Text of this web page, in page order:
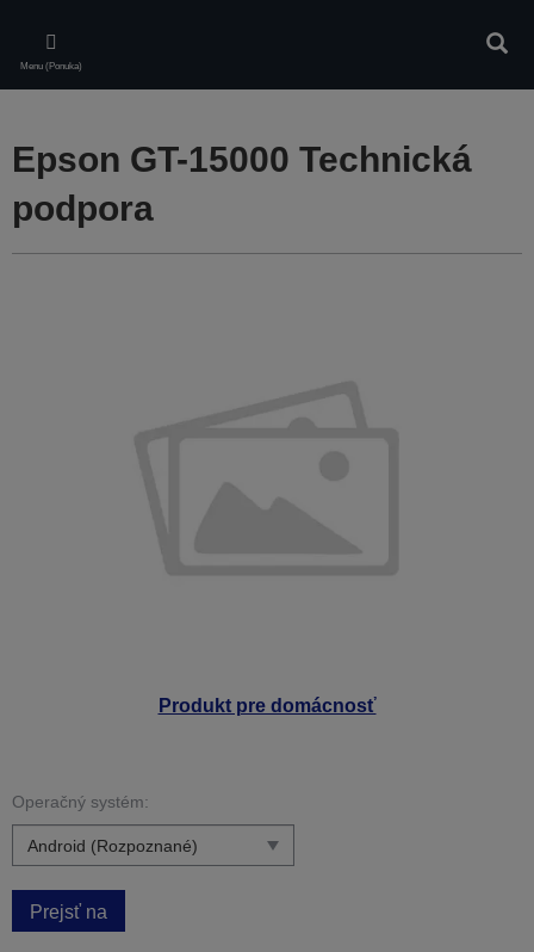
main
content
Menu (Ponuka)
Produkt pre domácnosť
Epson GT-15000 Technická
podpora
Operačný systém:
Prejsť na